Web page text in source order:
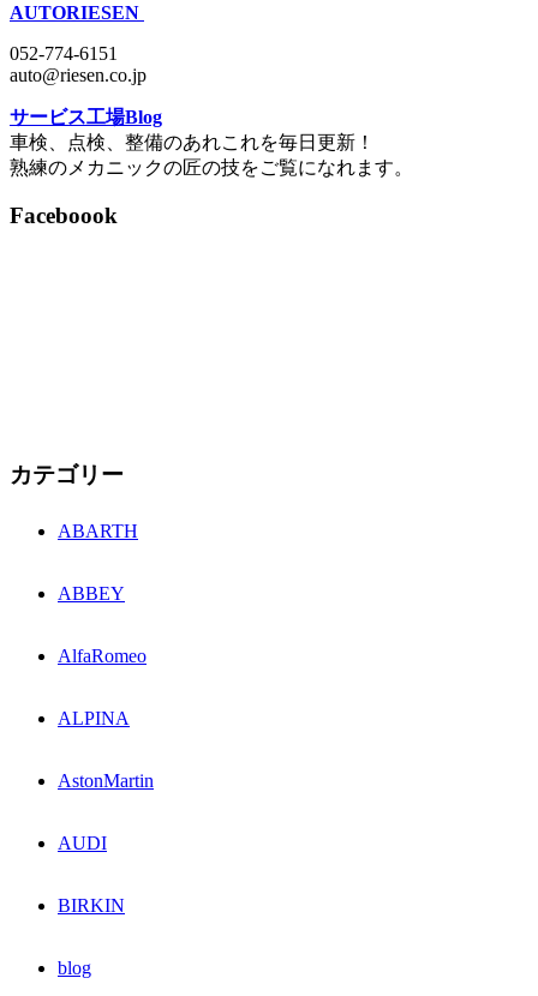
AUTORIESEN
052-774-6151
auto@riesen.co.jp
サービス工場Blog
車検、点検、整備のあれこれを毎日更新！
熟練のメカニックの匠の技をご覧になれます。
Faceboook
カテゴリー
ABARTH
ABBEY
AlfaRomeo
ALPINA
AstonMartin
AUDI
BIRKIN
blog